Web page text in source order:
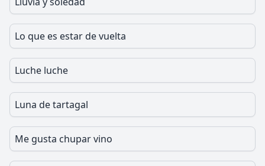
Lo que es estar de vuelta
Luche luche
Luna de tartagal
Me gusta chupar vino